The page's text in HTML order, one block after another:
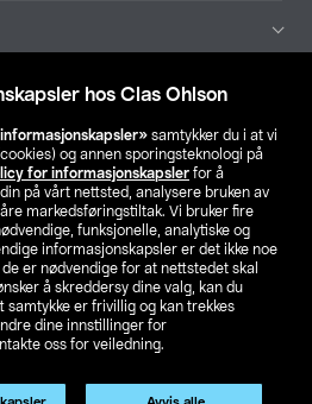
hos Clas Ohlson
samtykker du i at vi
og annen sporingsteknologi på
for informasjonskapsler for å
på vårt nettsted, analysere bruken av
markedsføringstiltak. Vi bruker fire
funksjonelle, analytiske og
informasjonskapsler er det ikke noe
er nødvendige for at nettstedet skal
å skreddersy dine valg, kan du
samtykke er frivillig og kan trekkes
dine innstillinger for
oss for veiledning.
har utgått
din butikk
NO FI
priser ekskl. moms